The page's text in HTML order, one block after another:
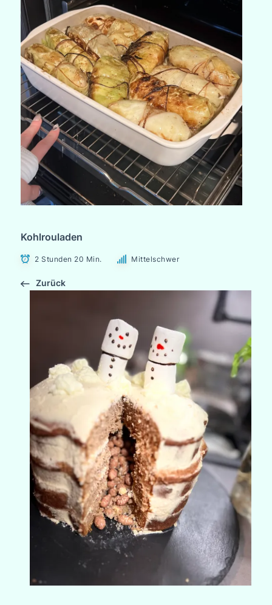
Kohlrouladen
2 Stunden 20 Min. Mittelschwer
Zurück